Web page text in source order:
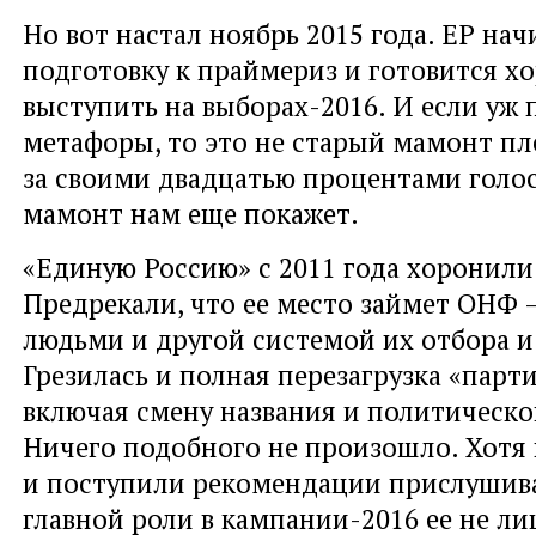
Но вот настал ноябрь 2015 года. ЕР
подготовку к праймериз и готовится
выступить на выборах-2016. И если уж
метафоры, то это не старый мамонт
за своими двадцатью процентами
мамонт нам еще покажет.
«Единую Россию» с 2011 года
Предрекали, что ее место займет
людьми и другой системой их отбора
Грезилась и полная перезагрузка
включая смену названия и
Ничего подобного не произошло. Хотя
и поступили рекомендации
главной роли в кампании-2016 ее не